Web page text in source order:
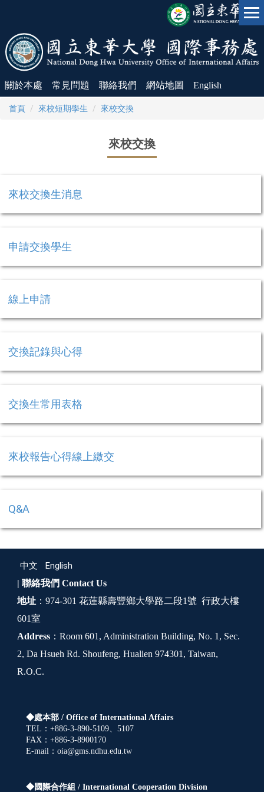
要
內
容
區
關於本處 常見問題 聯絡我們 網站地圖 English
首頁 來校短期學生 來校交換
來校交換
來校交換生消息
申請交換學生
線上申請
交換記錄與心得
交換生常用表格
來校報告心得線上繳交
Q&A
中文 English
| 聯絡我們 Contact Us
地址 ：974-301 花蓮縣壽豐鄉大學路二段1號 行政大樓
601室
Address ：Room 601, Administration Building, No. 1, Sec.
2, Da Hsueh Rd. Shoufeng, Hualien 974301, Taiwan,
R.O.C.
◆處本部 / Office of International Affairs
TEL：+886-3-890-5109、5107
FAX：+886-3-8900170
E-mail：oia@gms.ndhu.edu.tw
◆國際合作組 / International Cooperation Division